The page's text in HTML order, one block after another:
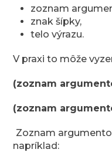
zoznam
znak šípky,
telo výrazu.
V praxi to môže
(zoznam
(zoznam
Zoznam
napríklad: